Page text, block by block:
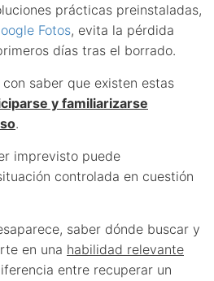
prácticas preinstaladas,
Fotos, evita la pérdida
días tras el borrado.
saber que existen estas
y familiarizarse
.
imprevisto puede
controlada en cuestión
saber dónde buscar y
en una habilidad relevante
entre recuperar un